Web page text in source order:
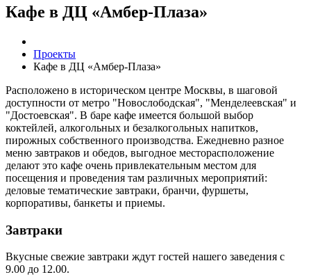
Кафе в ДЦ «Амбер-Плаза»
Проекты
Кафе в ДЦ «Амбер-Плаза»
Расположено в историческом центре Москвы, в шаговой
доступности от метро "Новослободская", "Менделеевская" и
"Достоевская". В баре кафе имеется большой выбор
коктейлей, алкогольных и безалкогольных напитков,
пирожных собственного производства. Ежедневно разное
меню завтраков и обедов, выгодное месторасположение
делают это кафе очень привлекательным местом для
посещения и проведения там различных мероприятий:
деловые тематические завтраки, бранчи, фуршеты,
корпоративы, банкеты и приемы.
Завтраки
Вкусные свежие завтраки ждут гостей нашего заведения с
9.00 до 12.00.